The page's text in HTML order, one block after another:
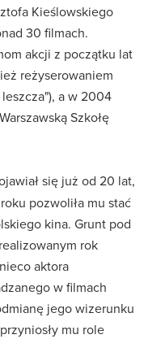
Kieślowskiego
30 filmach.
akcji z początku lat
reżyserowaniem
a w 2004
Szkołę
się już od 20 lat,
pozwoliła mu stać
kina. Grunt pod
rok
aktora
w filmach
jego wizerunku
mu role